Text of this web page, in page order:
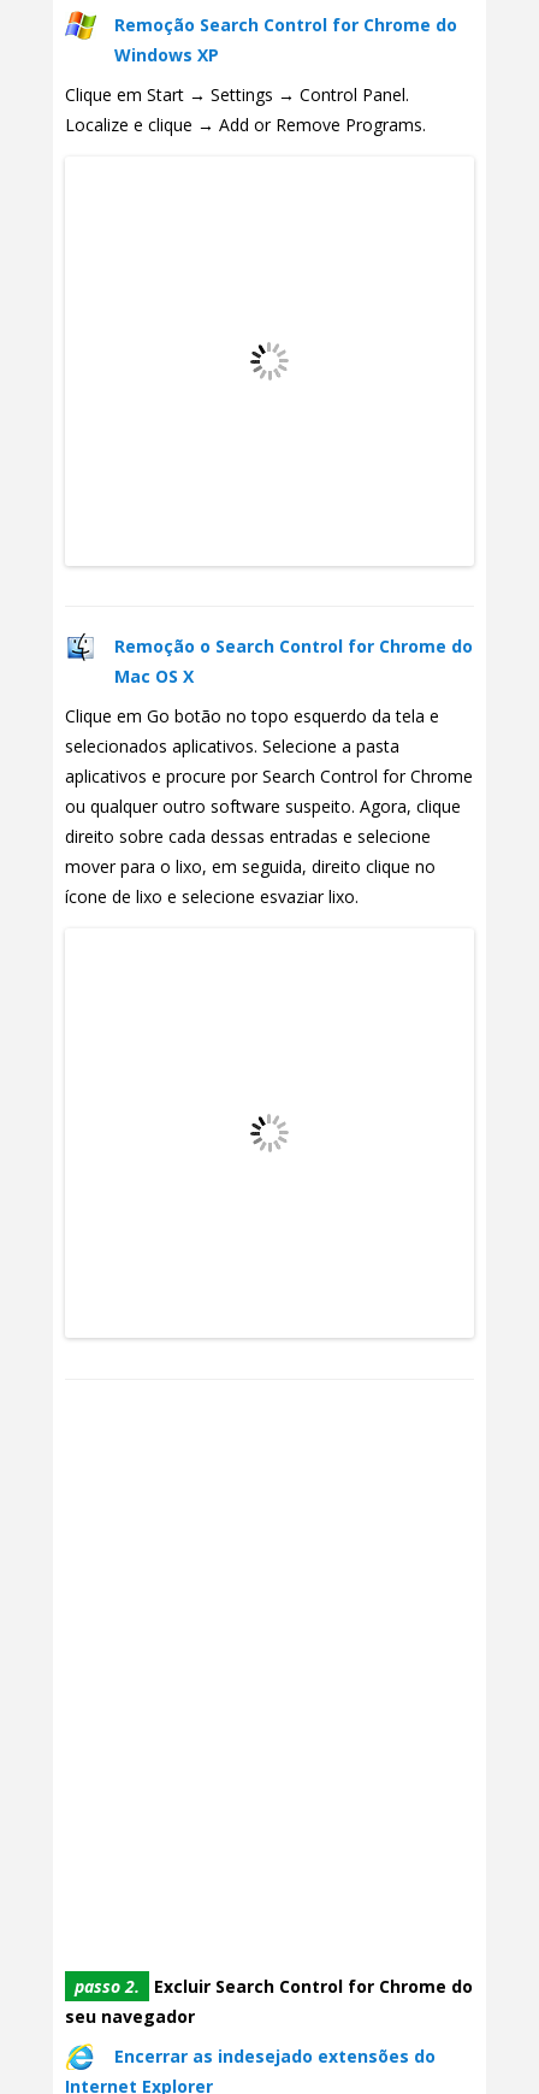
Remoção Search Control for Chrome do
Windows XP
Clique em Start → Settings → Control Panel.
Localize e clique → Add or Remove Programs.
Remoção o Search Control for Chrome do
Mac OS X
Clique em Go botão no topo esquerdo da tela e
selecionados aplicativos. Selecione a pasta
aplicativos e procure por Search Control for Chrome
ou qualquer outro software suspeito. Agora, clique
direito sobre cada dessas entradas e selecione
mover para o lixo, em seguida, direito clique no
ícone de lixo e selecione esvaziar lixo.
passo 2.
Excluir Search Control for Chrome do
seu navegador
Encerrar as indesejado extensões do
Internet Explorer